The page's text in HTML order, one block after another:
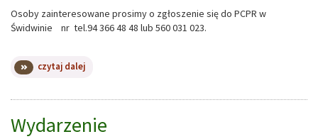
Osoby zainteresowane prosimy o zgłoszenie się do PCPR w
Świdwinie nr tel.94 366 48 48 lub 560 031 023.
czytaj dalej
treningowe-
nabór
Wydarzenie